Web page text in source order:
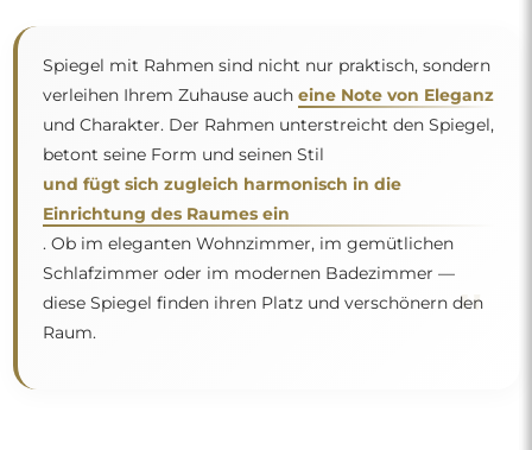
Spiegel mit Rahmen sind nicht nur praktisch, sondern
verleihen Ihrem Zuhause auch eine Note von Eleganz
und Charakter. Der Rahmen unterstreicht den Spiegel,
betont seine Form und seinen Stil
und fügt sich zugleich harmonisch in die
Einrichtung des Raumes ein
. Ob im eleganten Wohnzimmer, im gemütlichen
Schlafzimmer oder im modernen Badezimmer —
diese Spiegel finden ihren Platz und verschönern den
Raum.
"